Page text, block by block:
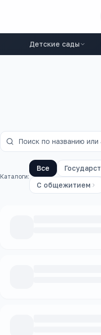
Детские сады
Каталоги:
Все
С общежитием